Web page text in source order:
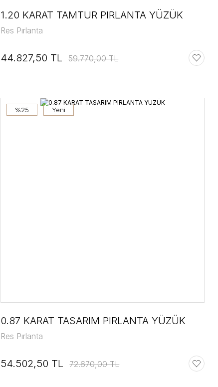
1.20 KARAT TAMTUR PIRLANTA YÜZÜK
Res Pırlanta
44.827,50 TL 59.770,00 TL
%25 Yeni
0.87 KARAT TASARIM PIRLANTA YÜZÜK
Res Pırlanta
54.502,50 TL 72.670,00 TL